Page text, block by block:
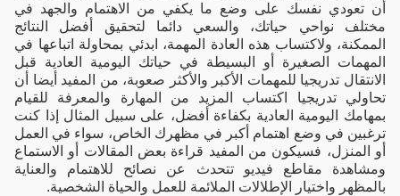
أن تعودي نفسك على وضع ما يكفي من الاهتمام والجهد في
مختلف نواحي حياتك، والسعي دائما لتحقيق أفضل النتائج
الممكنة، ولاكتساب هذه العادة المهمة، ابدئي بمحاولة اتباعها في
المهمات الصغيرة أو البسيطة في حياتك اليومية العادية قبل
الانتقال تدريجيا للمهمات الأكبر والأكثر صعوبة، من المفيد أيضا أن
تحاولي تدريجيا اكتساب المزيد من المهارة والمعرفة للقيام
بمهامك اليومية العادية بكفاءة أفضل، على سبيل المثال إذا كنت
ترغبين في وضع اهتمام أكبر في مظهرك الخاص، سواء في العمل
أو المنزل، فسيكون من المفيد قراءة بعض المقالات أو الاستماع
ومشاهدة مقاطع فيديو تتحدث عن نصائح للاهتمام والعناية
بالمظهر واختيار الإطلالات الملائمة للعمل والحياة الشخصية.